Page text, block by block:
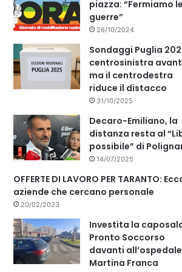
piazza: “Fermiamo le
guerre”
26/10/2024
Sondaggi Puglia
centrosinistra
ma il centrodestra
riduce il distacco
31/10/2025
Decaro-Emiliano, la
distanza resta al
possibile” di
14/07/2025
OFFERTE DI LAVORO PER TARANTO:
aziende che cercano personale
20/02/2023
Investita la
Pronto Soccorso
davanti
Martina Franca